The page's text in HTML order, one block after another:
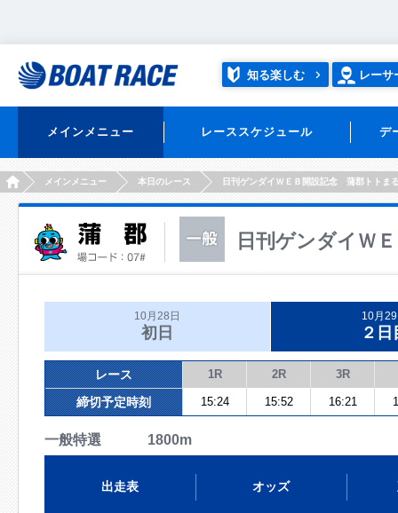
知る楽しむ レーサ
メインメニュー レーススケジュール デ
HOMEメインメニュー 本日のレース 日刊ゲンダイＷＥＢ開設記念 蒲郡トトま
日刊ゲンダイＷ
10月28日
初日
10月
２日
レース 1R 2R 3R
締切予定時刻 15:24 15:52 16:21
一般特選 1800m
出走表 オッズ